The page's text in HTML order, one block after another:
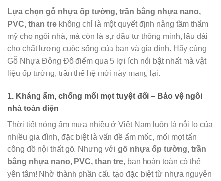
Lựa chọn gỗ nhựa ốp tường, trần bằng nhựa nano,
PVC, than tre không chỉ là một quyết định nâng tầm thẩm
mỹ cho ngôi nhà, mà còn là sự đầu tư thông minh, lâu dài
cho chất lượng cuộc sống của bạn và gia đình. Hãy cùng
Gỗ Nhựa Đông Đô điểm qua 5 lợi ích nổi bật nhất mà vật
liệu ốp tường, trần thế hệ mới này mang lại:
1. Kháng ẩm, chống mối mọt tuyệt đối – Bảo vệ ngôi
nhà toàn diện
Thời tiết nóng ẩm mưa nhiều ở Việt Nam luôn là nỗi lo của
nhiều gia đình, đặc biệt là vấn đề ẩm mốc, mối mọt tấn
công đồ nội thất gỗ. Nhưng với gỗ nhựa ốp tường, trần
bằng nhựa nano, PVC, than tre, bạn hoàn toàn có thể
yên tâm! Nhờ thành phần cấu tạo đặc biệt từ nhựa nguyên